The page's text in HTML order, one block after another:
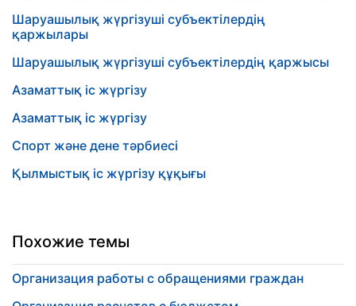
Шаруашылық жүргізуші субъектілердің
қаржылары
Шаруашылық жүргізуші субъектілердің қаржысы
Азаматтық іс жүргізу
Азаматтық іс жүргізу
Спорт және дене тәрбиесі
Қылмыстық іс жүргізу құқығы
Похожие темы
Организация работы с обращениями граждан